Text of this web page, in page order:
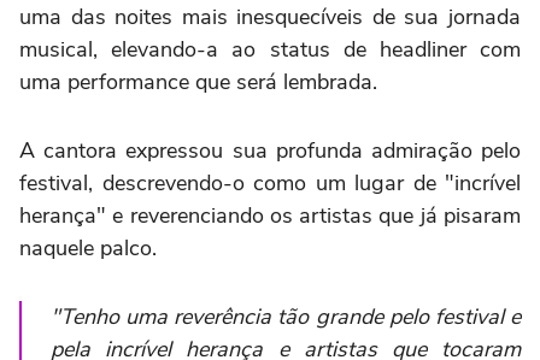
uma das noites mais inesquecíveis de sua jornada
musical, elevando-a ao status de headliner com
uma performance que será lembrada.
A cantora expressou sua profunda admiração pelo
festival, descrevendo-o como um lugar de "incrível
herança" e reverenciando os artistas que já pisaram
naquele palco.
"Tenho uma reverência tão grande pelo festival e
pela incrível herança e artistas que tocaram